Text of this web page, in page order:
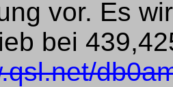
vor. Es
bei